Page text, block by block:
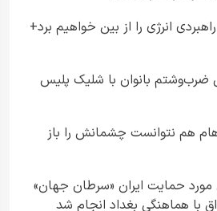
انرژی را از بین خواهیم برد+
ضرب‌وشتم بانوان با شلیک پلیس
هم نتوانست چشمانش را باز
مورد حمایت ایران «سرطان جهان»
با هماهنگی بغداد انجام شد